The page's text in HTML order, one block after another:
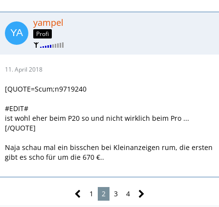
yampel
Profi
11. April 2018
[QUOTE=Scum;n9719240
#EDIT#
ist wohl eher beim P20 so und nicht wirklich beim Pro ...
[/QUOTE]
Naja schau mal ein bisschen bei Kleinanzeigen rum, die ersten
gibt es scho für um die 670 €..
1 2 3 4